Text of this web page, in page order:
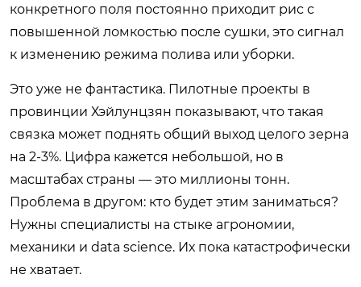
конкретного поля постоянно приходит рис с
повышенной ломкостью после сушки, это сигнал
к изменению режима полива или уборки.
Это уже не фантастика. Пилотные проекты в
провинции Хэйлунцзян показывают, что такая
связка может поднять общий выход целого зерна
на 2-3%. Цифра кажется небольшой, но в
масштабах страны — это миллионы тонн.
Проблема в другом: кто будет этим заниматься?
Нужны специалисты на стыке агрономии,
механики и data science. Их пока катастрофически
не хватает.